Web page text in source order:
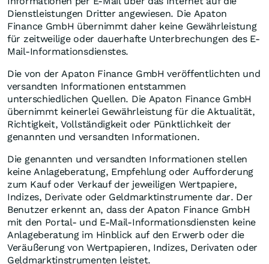
Dienstleistungen Dritter angewiesen. Die Apaton
Finance GmbH übernimmt daher keine Gewährleistung
für zeitweilige oder dauerhafte Unterbrechungen des E-
Mail-Informationsdienstes.
Die von der Apaton Finance GmbH veröffentlichten und
versandten Informationen entstammen
unterschiedlichen Quellen. Die Apaton Finance GmbH
übernimmt keinerlei Gewährleistung für die Aktualität,
Richtigkeit, Vollständigkeit oder Pünktlichkeit der
genannten und versandten Informationen.
Die genannten und versandten Informationen stellen
keine Anlageberatung, Empfehlung oder Aufforderung
zum Kauf oder Verkauf der jeweiligen Wertpapiere,
Indizes, Derivate oder Geldmarktinstrumente dar. Der
Benutzer erkennt an, dass der Apaton Finance GmbH
mit den Portal- und E-Mail-Informationsdiensten keine
Anlageberatung im Hinblick auf den Erwerb oder die
Veräußerung von Wertpapieren, Indizes, Derivaten oder
Geldmarktinstrumenten leistet.